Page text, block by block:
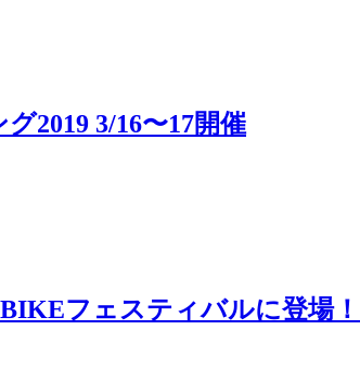
2019 3/16〜17開催
フェスティバルに登場